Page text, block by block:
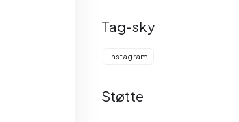
Tag-sky
instagram
Støtte